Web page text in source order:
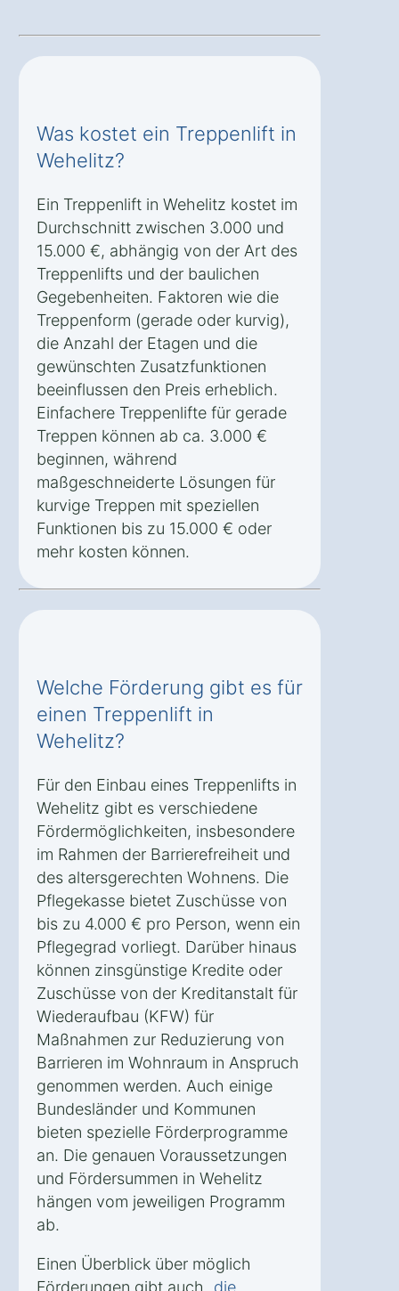
Was kostet ein Treppenlift in
Wehelitz?
Ein Treppenlift in Wehelitz kostet im
Durchschnitt zwischen 3.000 und
15.000 €, abhängig von der Art des
Treppenlifts und der baulichen
Gegebenheiten. Faktoren wie die
Treppenform (gerade oder kurvig),
die Anzahl der Etagen und die
gewünschten Zusatzfunktionen
beeinflussen den Preis erheblich.
Einfachere Treppenlifte für gerade
Treppen können ab ca. 3.000 €
beginnen, während
maßgeschneiderte Lösungen für
kurvige Treppen mit speziellen
Funktionen bis zu 15.000 € oder
mehr kosten können.
Welche Förderung gibt es für
einen Treppenlift in
Wehelitz?
Für den Einbau eines Treppenlifts in
Wehelitz gibt es verschiedene
Fördermöglichkeiten, insbesondere
im Rahmen der Barrierefreiheit und
des altersgerechten Wohnens. Die
Pflegekasse bietet Zuschüsse von
bis zu 4.000 € pro Person, wenn ein
Pflegegrad vorliegt. Darüber hinaus
können zinsgünstige Kredite oder
Zuschüsse von der Kreditanstalt für
Wiederaufbau (KFW) für
Maßnahmen zur Reduzierung von
Barrieren im Wohnraum in Anspruch
genommen werden. Auch einige
Bundesländer und Kommunen
bieten spezielle Förderprogramme
an. Die genauen Voraussetzungen
und Fördersummen in Wehelitz
hängen vom jeweiligen Programm
ab.
Einen Überblick über möglich
Förderungen gibt auch
„die